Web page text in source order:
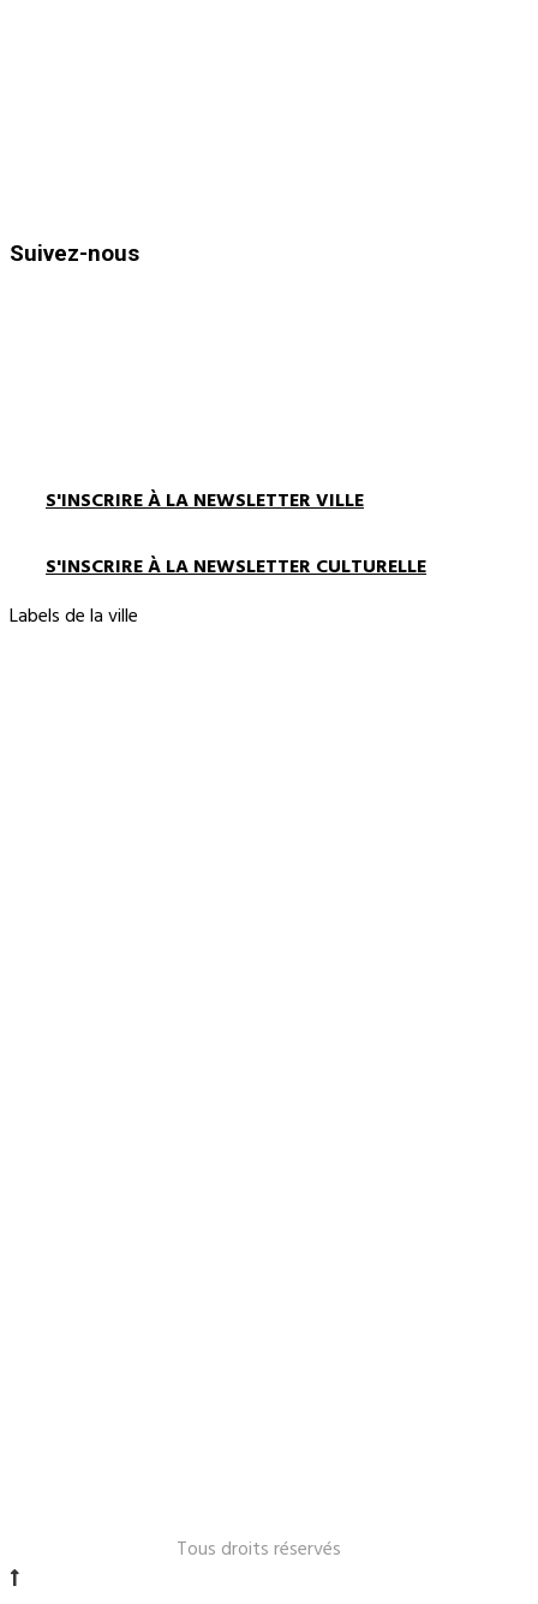
Suivez-nous
S'INSCRIRE À LA NEWSLETTER VILLE
S'INSCRIRE À LA NEWSLETTER CULTURELLE
Labels de la ville
Tous droits réservés